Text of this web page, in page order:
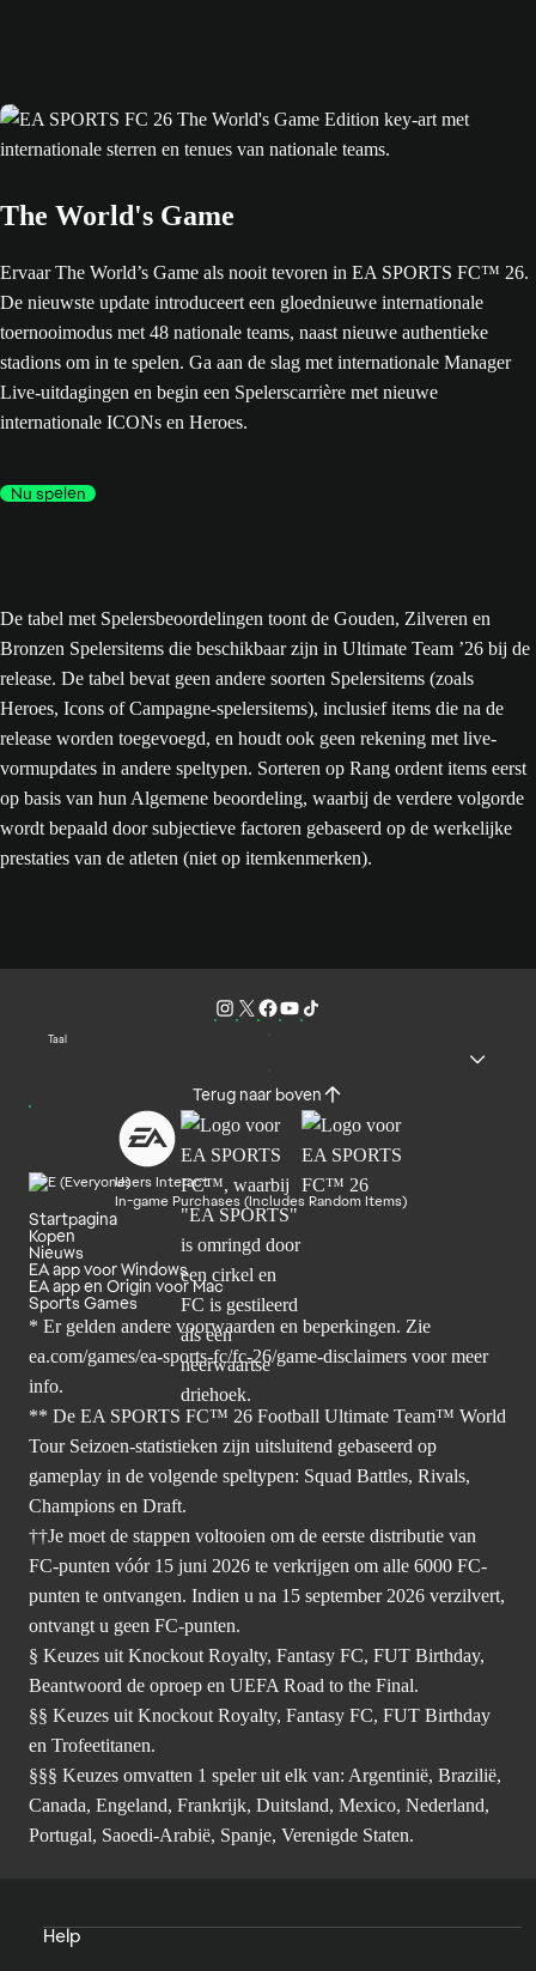
The World's Game
Ervaar The World’s Game als nooit tevoren in EA SPORTS FC™ 26.
De nieuwste update introduceert een gloednieuwe internationale
toernooimodus met 48 nationale teams, naast nieuwe authentieke
stadions om in te spelen. Ga aan de slag met internationale Manager
Live-uitdagingen en begin een Spelerscarrière met nieuwe
internationale ICONs en Heroes.
Nu spelen
De tabel met Spelersbeoordelingen toont de Gouden, Zilveren en
Bronzen Spelersitems die beschikbaar zijn in Ultimate Team ’26 bij de
release. De tabel bevat geen andere soorten Spelersitems (zoals
Heroes, Icons of Campagne-spelersitems), inclusief items die na de
release worden toegevoegd, en houdt ook geen rekening met live-
vormupdates in andere speltypen. Sorteren op Rang ordent items eerst
op basis van hun Algemene beoordeling, waarbij de verdere volgorde
wordt bepaald door subjectieve factoren gebaseerd op de werkelijke
prestaties van de atleten (niet op itemkenmerken).
Taal
Terug naar boven
Users Interact
In-game Purchases (Includes Random Items)
Startpagina
Kopen
Nieuws
EA app voor Windows
EA app en Origin voor Mac
Sports Games
* Er gelden andere voorwaarden en beperkingen. Zie
ea.com/games/ea-sports-fc/fc-26/game-disclaimers voor meer
info.
** De EA SPORTS FC™ 26 Football Ultimate Team™ World
Tour Seizoen-statistieken zijn uitsluitend gebaseerd op
gameplay in de volgende speltypen: Squad Battles, Rivals,
Champions en Draft.
††Je moet de stappen voltooien om de eerste distributie van
FC-punten vóór 15 juni 2026 te verkrijgen om alle 6000 FC-
punten te ontvangen. Indien u na 15 september 2026 verzilvert,
ontvangt u geen FC-punten.
§ Keuzes uit Knockout Royalty, Fantasy FC, FUT Birthday,
Beantwoord de oproep en UEFA Road to the Final.
§§ Keuzes uit Knockout Royalty, Fantasy FC, FUT Birthday
en Trofeetitanen.
§§§ Keuzes omvatten 1 speler uit elk van: Argentinië, Brazilië,
Canada, Engeland, Frankrijk, Duitsland, Mexico, Nederland,
Portugal, Saoedi-Arabië, Spanje, Verenigde Staten.
Help